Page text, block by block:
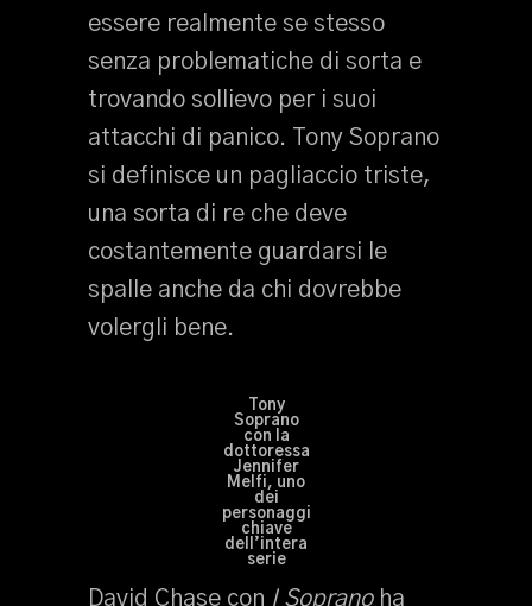
essere realmente se stesso
senza problematiche di sorta e
trovando sollievo per i suoi
attacchi di panico. Tony Soprano
si definisce un pagliaccio triste,
una sorta di re che deve
costantemente guardarsi le
spalle anche da chi dovrebbe
volergli bene.
Tony
Soprano
con la
dottoressa
Jennifer
Melfi, uno
dei
personaggi
chiave
dell’intera
serie
David Chase con I Soprano ha